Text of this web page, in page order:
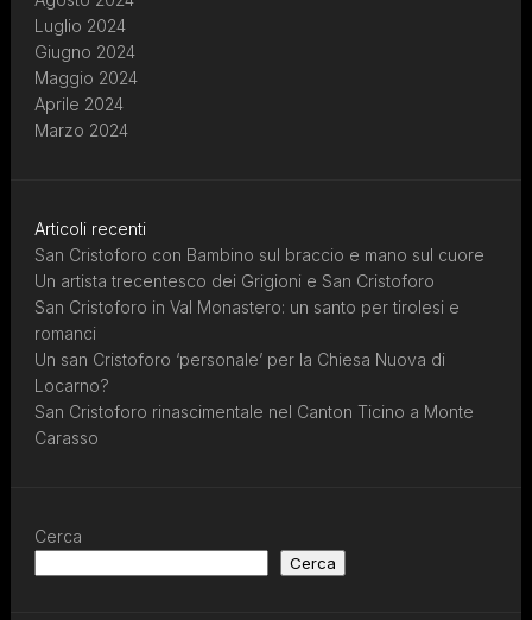
Luglio 2024
Giugno 2024
Maggio 2024
Aprile 2024
Marzo 2024
Articoli recenti
San Cristoforo con Bambino sul braccio e mano sul cuore
Un artista trecentesco dei Grigioni e San Cristoforo
San Cristoforo in Val Monastero: un santo per tirolesi e
romanci
Un san Cristoforo ‘personale’ per la Chiesa Nuova di
Locarno?
San Cristoforo rinascimentale nel Canton Ticino a Monte
Carasso
Cerca
Cerca